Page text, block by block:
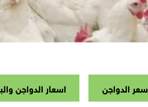
سعر الدواجن اسعار الدواجن